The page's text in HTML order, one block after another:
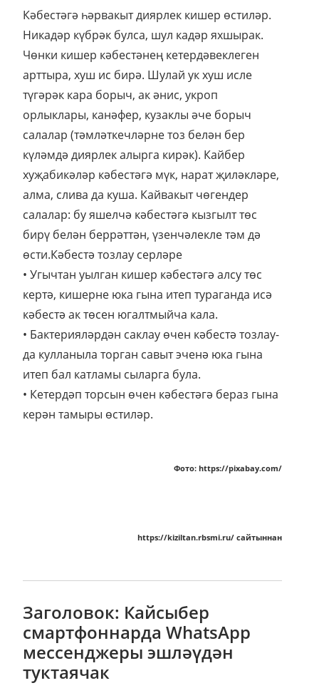
Кәбестәгә һәрвакыт диярлек кишер өстиләр.
Никадәр күбрәк булса, шул кадәр яхшырак.
Чөнки кишер кәбестәнең кетер­дәвеклеген
арттыра, хуш ис бирә. Шулай ук хуш исле
түгәрәк кара борыч, ак әнис, укроп
орлыклары, канәфер, кузаклы әче борыч
салалар (тәмләткечләрне тоз белән бер
күләмдә диярлек алырга кирәк). Кайбер
хуҗаби­кәләр кәбестәгә мүк, нарат җи­ләкләре,
алма, слива да куша. Кайвакыт чөгендер
салалар: бу яшелчә кәбестәгә кызгылт төс
бирү белән беррәттән, үзенчәлекле тәм дә
өсти.Кәбестә тозлау серләре
• Угычтан уылган кишер кәбестәгә алсу төс
кертә, кишерне юка гына итеп тураганда исә
кәбестә ак төсен югалт­мыйча кала.
• Бактерияләр­дән сак­лау өчен кәбестә тоз­лау­
да кулланыла торган савыт эченә юка гына
итеп бал катламы сыларга була.
• Кетердәп торсын өчен кәбестәгә бераз гына
керән тамыры өстиләр.
Фото: https://pixabay.com/
https://kiziltan.rbsmi.ru/ сайтыннан
Заголовок: Кайсыбер
смартфоннарда WhatsApp
мессенджеры эшләүдән
туктаячак